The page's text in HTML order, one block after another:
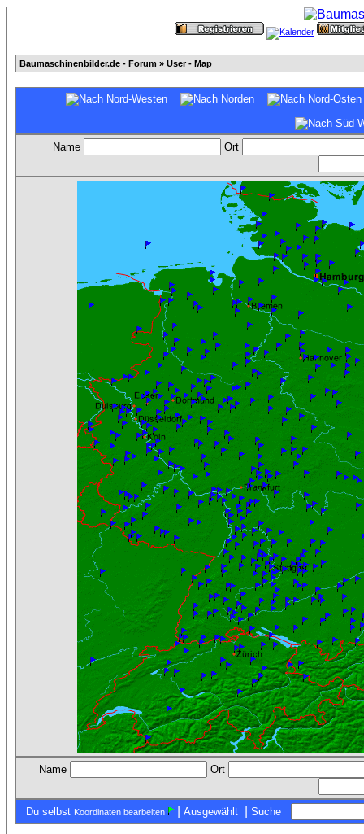
Baumaschinenbilder.de - Forum » User - Map
Name Ort
Name Ort
Du selbst Koordinaten bearbeiten | Ausgewählt Suche